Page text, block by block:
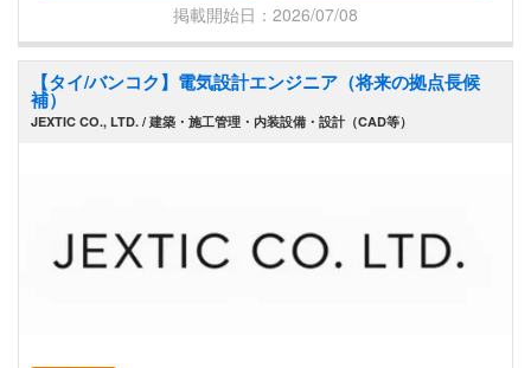
掲載開始日：2026/07/08
【タイ/バンコク】電気設計エンジニア（将来の拠点長候
補）
JEXTIC CO., LTD. / 建築・施工管理・内装設備・設計（CAD等）